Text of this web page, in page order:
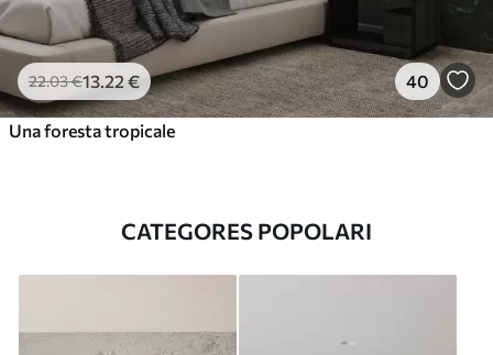
22.03€13 .22 € 40
Una foresta tropicale
CATEGORES POPOLARI